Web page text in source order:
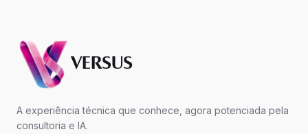
VERSUS
A experiência técnica que conhece, agora potenciada pela
consultoria e IA.